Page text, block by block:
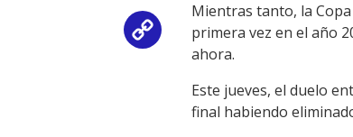
Copy
Mientras tanto, la
primera vez en el año
ahora.
Este jueves, el duelo
final habiendo